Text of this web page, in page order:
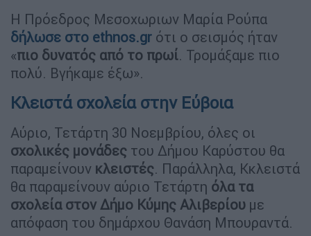
Η Πρόεδρος Μεσοχωριων Μαρία Ρούπα
δήλωσε στο ethnos.gr ότι ο σεισμός ήταν
«πιο δυνατός από το πρωί. Τρομάξαμε πιο
πολύ. Βγήκαμε έξω».
Κλειστά σχολεία στην Εύβοια
Αύριο, Τετάρτη 30 Νοεμβρίου, όλες οι
σχολικές μονάδες του Δήμου Καρύστου θα
παραμείνουν κλειστές. Παράλληλα, Κκλειστά
θα παραμείνουν αύριο Τετάρτη όλα τα
σχολεία στον Δήμο Κύμης Αλιβερίου με
απόφαση του δημάρχου Θανάση Μπουραντά.